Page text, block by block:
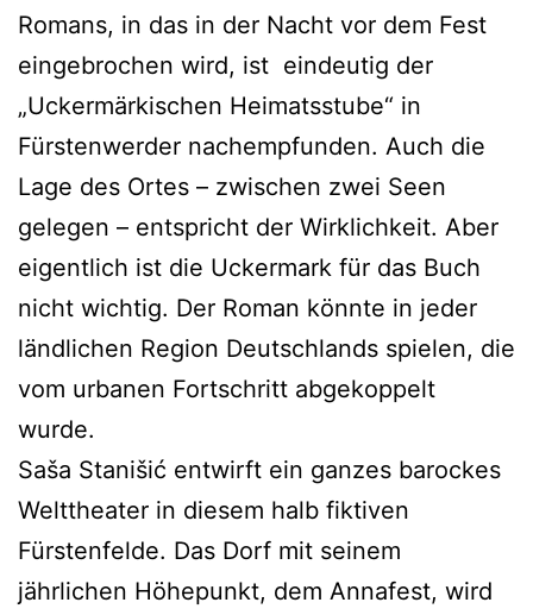
Romans, in das in der Nacht vor dem Fest
eingebrochen wird, ist eindeutig der
„Uckermärkischen Heimatsstube“ in
Fürstenwerder nachempfunden. Auch die
Lage des Ortes – zwischen zwei Seen
gelegen – entspricht der Wirklichkeit. Aber
eigentlich ist die Uckermark für das Buch
nicht wichtig. Der Roman könnte in jeder
ländlichen Region Deutschlands spielen, die
vom urbanen Fortschritt abgekoppelt
wurde.
Saša Stanišić entwirft ein ganzes barockes
Welttheater in diesem halb fiktiven
Fürstenfelde. Das Dorf mit seinem
jährlichen Höhepunkt, dem Annafest, wird